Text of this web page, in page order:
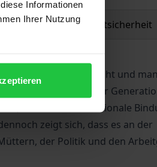
Informationen
Ihrer NutzungProduktsicherheit
diese Generation nicht und
scheint sich bei dieser
möchte eine emotionale
zeigt sich, dass es an der
der Politik und den